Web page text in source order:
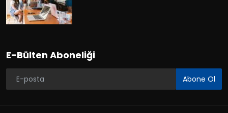
E-Bülten Aboneliği
Abone Ol